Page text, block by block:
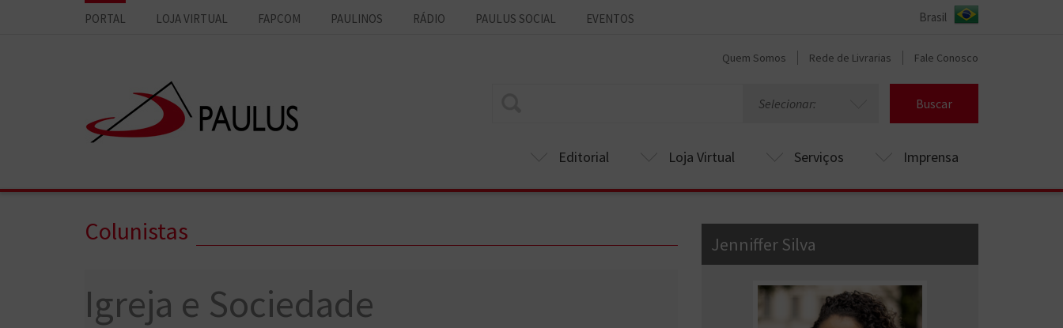
PORTAL LOJA VIRTUAL FAPCOM PAULINOS RÁDIO PAULUS SOCIAL EVENTOS
Quem Somos Rede de Livrarias Fale Conosco
Selecionar: Buscar
Editorial Loja Virtual Serviços Imprensa
Colunistas
Igreja e Sociedade
Jenniffer Silva